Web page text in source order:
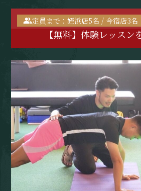
定員まで：姪浜店5名 / 今宿店3名
【無料】体験レッスン